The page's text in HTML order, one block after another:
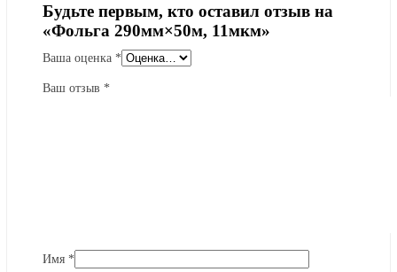
Будьте первым, кто оставил отзыв на
«Фольга 290мм×50м, 11мкм»
Ваша оценка *
Ваш отзыв *
Имя *